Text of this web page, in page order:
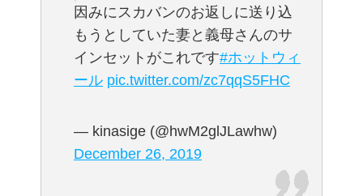
因みにスカバンのお返しに送り込
もうとしていた妻と義母さんのサ
インセットがこれです#ホットウィ
ール pic.twitter.com/zc7qqS5FHC
— kinasige (@hwM2glJLawhw)
December 26, 2019